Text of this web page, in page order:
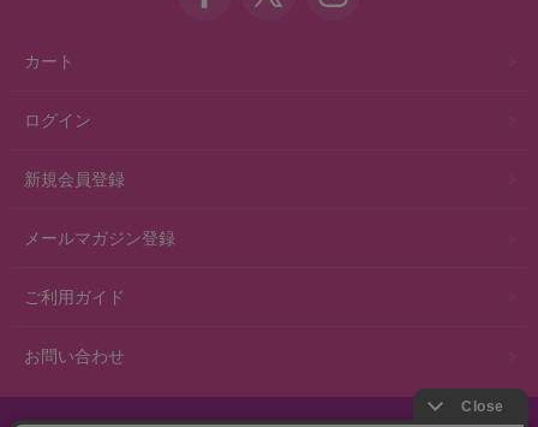
カート
ログイン
新規会員登録
メールマガジン登録
ご利用ガイド
お問い合わせ